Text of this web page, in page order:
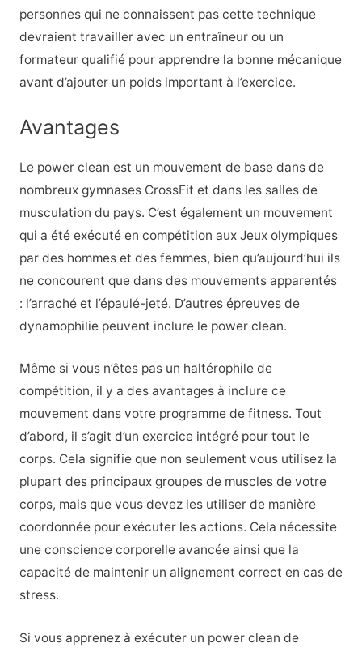
personnes qui ne connaissent pas cette technique
devraient travailler avec un entraîneur ou un
formateur qualifié pour apprendre la bonne mécanique
avant d’ajouter un poids important à l’exercice.
Avantages
Le power clean est un mouvement de base dans de
nombreux gymnases CrossFit et dans les salles de
musculation du pays. C’est également un mouvement
qui a été exécuté en compétition aux Jeux olympiques
par des hommes et des femmes, bien qu’aujourd’hui ils
ne concourent que dans des mouvements apparentés
: l’arraché et l’épaulé-jeté. D’autres épreuves de
dynamophilie peuvent inclure le power clean.
Même si vous n’êtes pas un haltérophile de
compétition, il y a des avantages à inclure ce
mouvement dans votre programme de fitness. Tout
d’abord, il s’agit d’un exercice intégré pour tout le
corps. Cela signifie que non seulement vous utilisez la
plupart des principaux groupes de muscles de votre
corps, mais que vous devez les utiliser de manière
coordonnée pour exécuter les actions. Cela nécessite
une conscience corporelle avancée ainsi que la
capacité de maintenir un alignement correct en cas de
stress.
Si vous apprenez à exécuter un power clean de